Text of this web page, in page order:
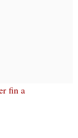
fin a